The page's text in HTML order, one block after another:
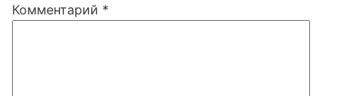
Комментарий *